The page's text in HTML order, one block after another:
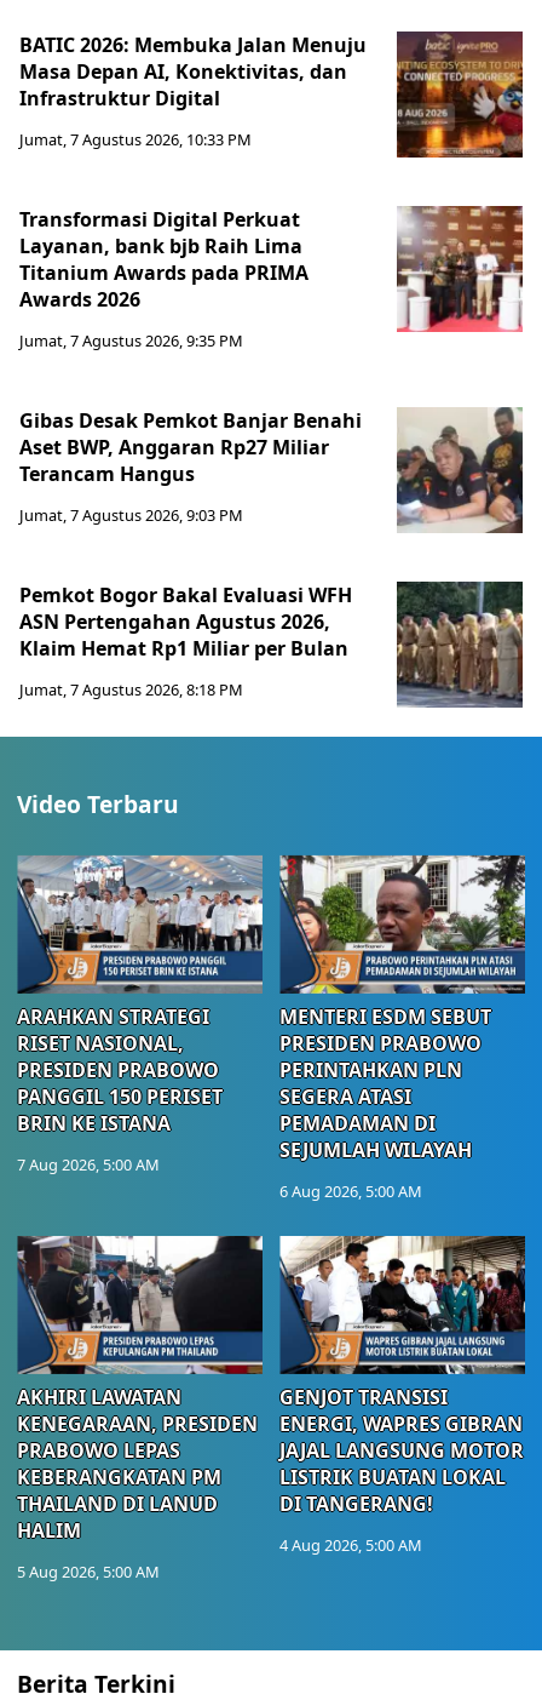
BATIC 2026: Membuka Jalan Menuju
Masa Depan AI, Konektivitas, dan
Infrastruktur Digital
Jumat, 7 Agustus 2026, 10:33 PM
Transformasi Digital Perkuat
Layanan, bank bjb Raih Lima
Titanium Awards pada PRIMA
Awards 2026
Jumat, 7 Agustus 2026, 9:35 PM
Gibas Desak Pemkot Banjar Benahi
Aset BWP, Anggaran Rp27 Miliar
Terancam Hangus
Jumat, 7 Agustus 2026, 9:03 PM
Pemkot Bogor Bakal Evaluasi WFH
ASN Pertengahan Agustus 2026,
Klaim Hemat Rp1 Miliar per Bulan
Jumat, 7 Agustus 2026, 8:18 PM
Video Terbaru
ARAHKAN STRATEGI
RISET NASIONAL,
PRESIDEN PRABOWO
PANGGIL 150 PERISET
BRIN KE ISTANA
7 Aug 2026, 5:00 AM
MENTERI ESDM SEBUT
PRESIDEN PRABOWO
PERINTAHKAN PLN
SEGERA ATASI
PEMADAMAN DI
SEJUMLAH WILAYAH
6 Aug 2026, 5:00 AM
AKHIRI LAWATAN
KENEGARAAN, PRESIDEN
PRABOWO LEPAS
KEBERANGKATAN PM
THAILAND DI LANUD
HALIM
5 Aug 2026, 5:00 AM
GENJOT TRANSISI
ENERGI, WAPRES GIBRAN
JAJAL LANGSUNG MOTOR
LISTRIK BUATAN LOKAL
DI TANGERANG!
4 Aug 2026, 5:00 AM
Berita Terkini